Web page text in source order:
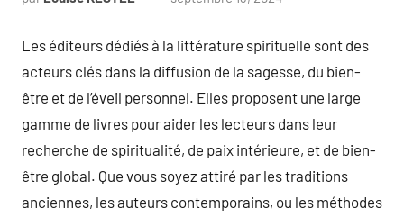
Les éditeurs dédiés à la littérature spirituelle sont des
acteurs clés dans la diffusion de la sagesse, du bien-
être et de l’éveil personnel. Elles proposent une large
gamme de livres pour aider les lecteurs dans leur
recherche de spiritualité, de paix intérieure, et de bien-
être global. Que vous soyez attiré par les traditions
anciennes, les auteurs contemporains, ou les méthodes